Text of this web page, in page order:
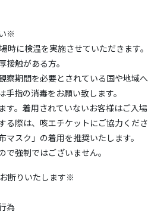
※
に検温を実施させていただきます
触がある方。
期間を必要とされている国や地域
指の消毒をお願い致します。
。着用されていないお客様はご入
際は、咳エチケットにご協力くださ
スク」の着用を推奨いたします。
強制ではございません。
断りいたします※
為